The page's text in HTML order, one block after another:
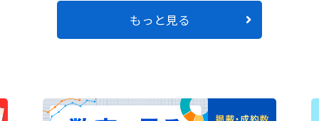
もっと見る